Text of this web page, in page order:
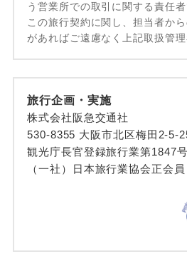
う営業所での取引に関する責任者
この旅行契約に関し、担当者か
があればご遠慮なく上記取扱管理
旅行企画・実施
株式会社阪急交通社
530-8355 大阪市北区梅田2-5-
観光庁長官登録旅行業第1847号
（一社）日本旅行業協会正会員